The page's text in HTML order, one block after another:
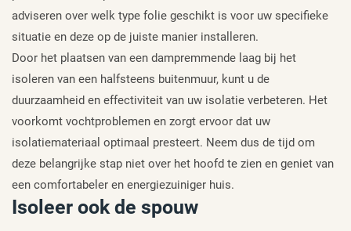
adviseren over welk type folie geschikt is voor uw specifieke
situatie en deze op de juiste manier installeren.
Door het plaatsen van een dampremmende laag bij het
isoleren van een halfsteens buitenmuur, kunt u de
duurzaamheid en effectiviteit van uw isolatie verbeteren. Het
voorkomt vochtproblemen en zorgt ervoor dat uw
isolatiemateriaal optimaal presteert. Neem dus de tijd om
deze belangrijke stap niet over het hoofd te zien en geniet van
een comfortabeler en energiezuiniger huis.
Isoleer ook de spouw